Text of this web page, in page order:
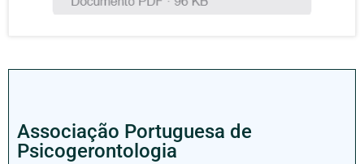
Associação Portuguesa de
Psicogerontologia